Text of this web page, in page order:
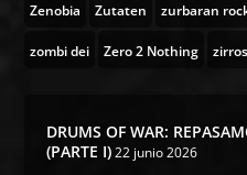
Zenobia Zutaten zurbaran
zombi dei Zero 2 Nothing
DRUMS OF WAR:
(PARTE I) 22 junio 2026